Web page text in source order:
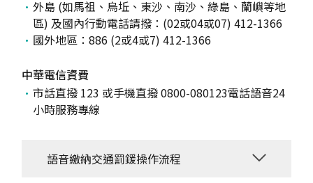
外島 (如馬祖、烏坵、東沙、南沙、綠島、蘭嶼等地
區) 及國內行動電話請撥：(02或04或07) 412-1366
國外地區：886 (2或4或7) 412-1366
中華電信資費
市話直撥 123 或手機直撥 0800-080123電話語音24
小時服務專線
語音繳納交通罰鍰操作流程